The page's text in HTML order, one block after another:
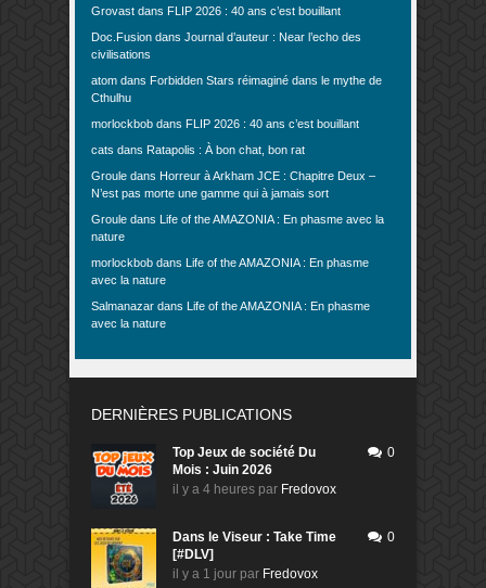
Grovast dans FLIP 2026 : 40 ans c’est bouillant
Doc.Fusion dans Journal d’auteur : Near l’echo des
civilisations
atom dans Forbidden Stars réimaginé dans le mythe de
Cthulhu
morlockbob dans FLIP 2026 : 40 ans c’est bouillant
cats dans Ratapolis : À bon chat, bon rat
Groule dans Horreur à Arkham JCE : Chapitre Deux –
N’est pas morte une gamme qui à jamais sort
Groule dans Life of the AMAZONIA : En phasme avec la
nature
morlockbob dans Life of the AMAZONIA : En phasme
avec la nature
Salmanazar dans Life of the AMAZONIA : En phasme
avec la nature
DERNIÈRES PUBLICATIONS
Top Jeux de société Du
Mois : Juin 2026
il y a 4 heures par Fredovox
0
Dans le Viseur : Take Time
[#DLV]
il y a 1 jour par Fredovox
0